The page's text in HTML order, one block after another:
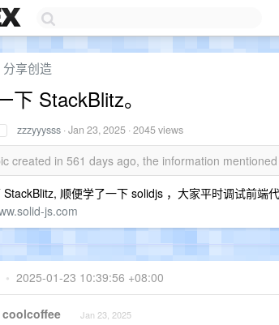
分享创造
下 StackBlitz。
zzzyyysss ·Jan 23, 2025 · 2045 views
created in 561 days ago, the information
顺便学了一下 solidjs ，大家平时调试前端代
js.com
• 2025-01-23 10:39:56 +08:00
coolcoffee Jan 23, 2025